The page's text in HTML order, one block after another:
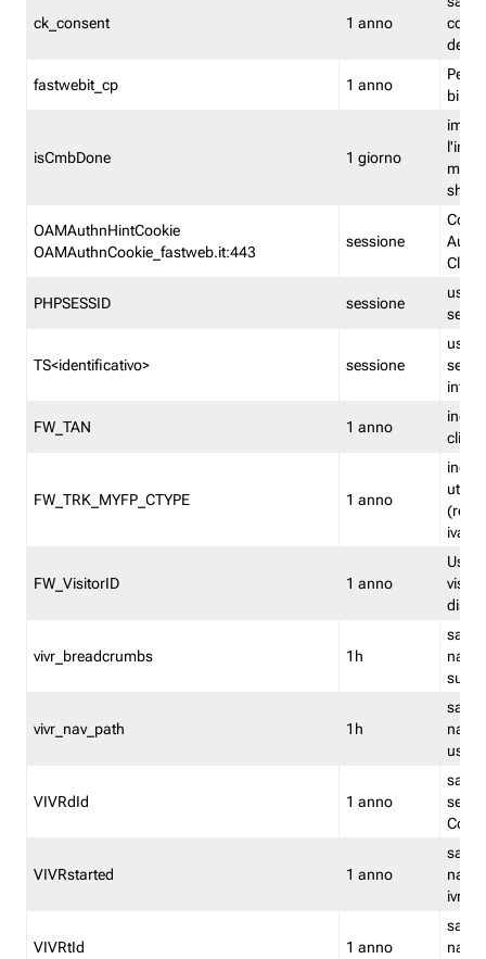
ck_consent 1 anno
dei
fastwebit_cp 1 anno
isCmbDone 1 giorno
shp
OAMAuthnHintCookie
OAMAuthnCookie_fastweb.it:443
sessione
PHPSESSID sessione
TS<identificativo> sessione
FW_TAN 1 anno
FW_TRK_MYFP_CTYPE 1 anno
iva/
FW_VisitorID 1 anno
vivr_breadcrumbs 1h
salva
su
vivr_nav_path 1h
salva
VIVRdId 1 anno
salva
Convy
VIVRstarted 1 anno
salva
ivr
VIVRtId 1 anno
salva